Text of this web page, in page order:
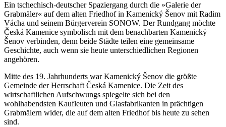
Ein tschechisch-deutscher Spaziergang durch die »Galerie der
Grabmäler« auf dem alten Friedhof in Kamenický Šenov mit Radim
Vácha und seinem Bürgerverein SONOW. Der Rundgang möchte
Česká Kamenice symbolisch mit dem benachbarten Kamenický
Šenov verbinden, denn beide Städte teilen eine gemeinsame
Geschichte, auch wenn sie heute unterschiedlichen Regionen
angehören.
Mitte des 19. Jahrhunderts war Kamenický Šenov die größte
Gemeinde der Herrschaft Česká Kamenice. Die Zeit des
wirtschaftlichen Aufschwungs spiegelte sich bei den
wohlhabendsten Kaufleuten und Glasfabrikanten in prächtigen
Grabmälern wider, die auf dem alten Friedhof bis heute zu sehen
sind.